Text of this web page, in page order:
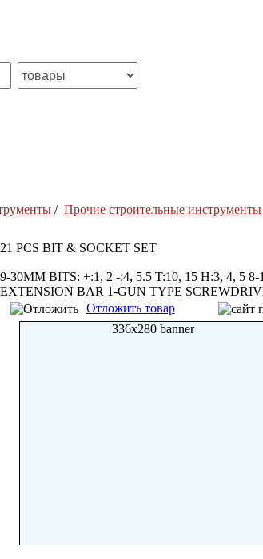
/ Прочие строительные инструменты
21 PCS BIT & SOCKET SET
9-30MM BITS: +:1, 2 -:4, 5.5 T:10, 15 H:3, 4, 5
EXTENSION BAR 1-GUN TYPE
Отложить товар
336x280 banner